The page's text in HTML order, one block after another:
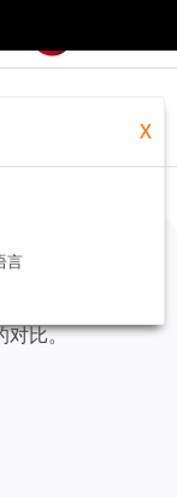
对比。
X
言